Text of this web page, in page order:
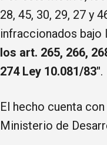
28, 45, 30, 29, 27 y
infraccionados bajo
los art. 265, 266,
274 Ley 10.081/83".
El hecho cuenta
Ministerio de